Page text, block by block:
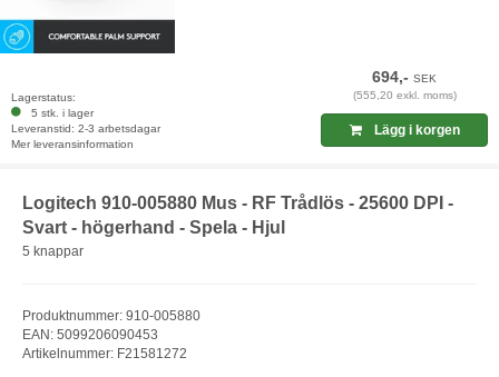
Lagerstatus:
5 stk. i lager
Leveranstid: 2-3 arbetsdagar
Mer leveransinformation
694,-SEK
(555,20 exkl. moms)
Lägg i korgen
Logitech 910-005880 Mus - RF Trådlös - 25600 DPI -
Svart - högerhand - Spela - Hjul
5 knappar
Produktnummer: 910-005880
EAN: 5099206090453
Artikelnummer: F21581272